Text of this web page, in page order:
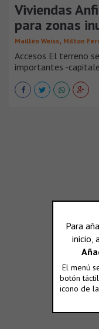
Viviendas
para zonas
Maillén Weiss, Milton
Accesos El terreno
importantes -